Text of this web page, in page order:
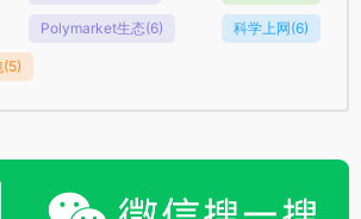
Polymarket生态(6) 科学上网(6)
(5)